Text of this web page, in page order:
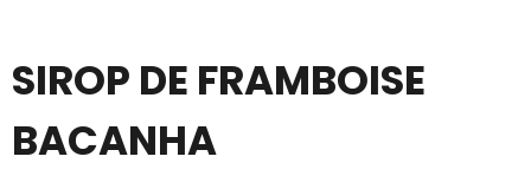
SIROP DE FRAMBOISE
BACANHA